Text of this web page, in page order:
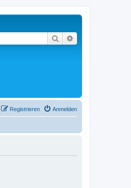
Suche
Anmelden
Registrieren